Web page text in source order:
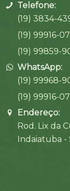
Telefone:
(19) 3834-
(19) 99916-
(19) 99859-
WhatsApp:
(19) 99968-
(19) 99916-
Endereço:
Rod. Lix da
Indaiatuba -